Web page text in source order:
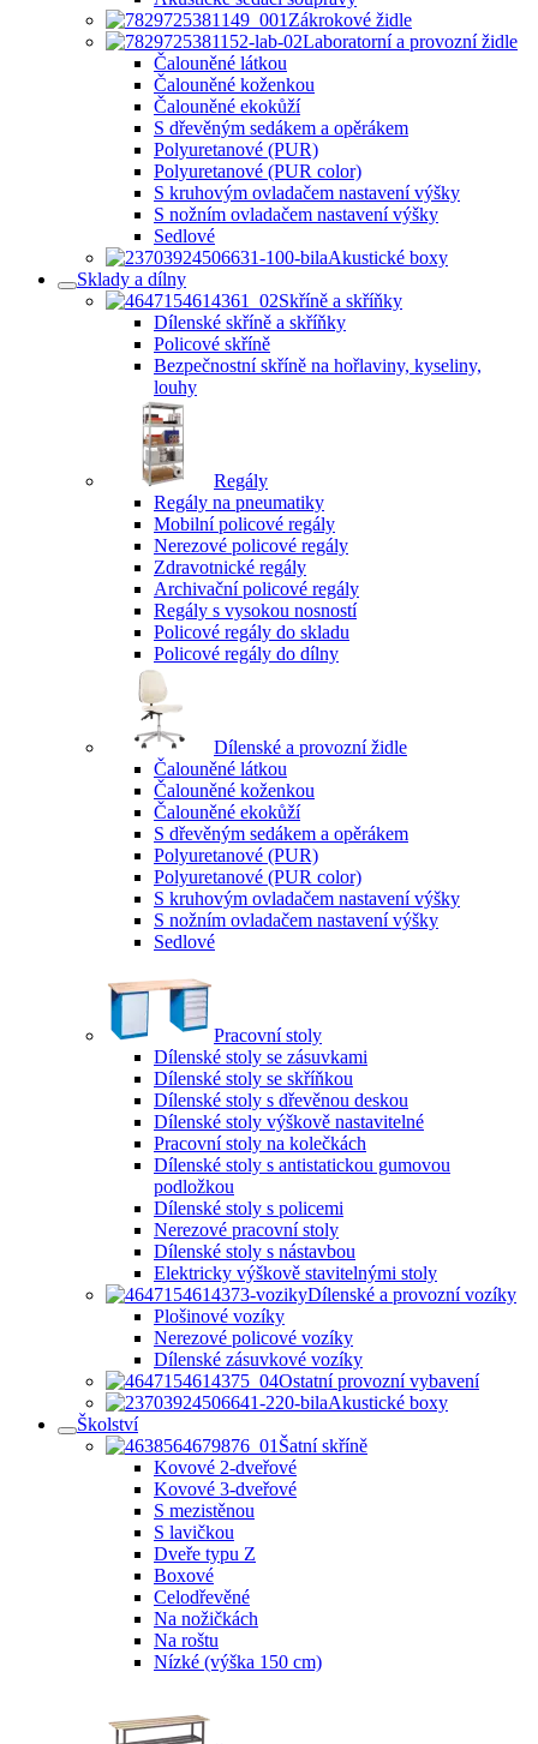
Zákrokové židle
Laboratorní a provozní židle
Čalouněné látkou
Čalouněné koženkou
Čalouněné ekokůží
S dřevěným sedákem a opěrákem
Polyuretanové (PUR)
Polyuretanové (PUR color)
S kruhovým ovladačem nastavení výšky
S nožním ovladačem nastavení výšky
Sedlové
Akustické boxy
Sklady a dílny
Skříně a skříňky
Dílenské skříně a skříňky
Policové skříně
Bezpečnostní skříně na hořlaviny, kyseliny,
louhy
Regály
Regály na pneumatiky
Mobilní policové regály
Nerezové policové regály
Zdravotnické regály
Archivační policové regály
Regály s vysokou nosností
Policové regály do skladu
Policové regály do dílny
Dílenské a provozní židle
Čalouněné látkou
Čalouněné koženkou
Čalouněné ekokůží
S dřevěným sedákem a opěrákem
Polyuretanové (PUR)
Polyuretanové (PUR color)
S kruhovým ovladačem nastavení výšky
S nožním ovladačem nastavení výšky
Sedlové
Pracovní stoly
Dílenské stoly se zásuvkami
Dílenské stoly se skříňkou
Dílenské stoly s dřevěnou deskou
Dílenské stoly výškově nastavitelné
Pracovní stoly na kolečkách
Dílenské stoly s antistatickou gumovou
podložkou
Dílenské stoly s policemi
Nerezové pracovní stoly
Dílenské stoly s nástavbou
Elektricky výškově stavitelnými stoly
Dílenské a provozní vozíky
Plošinové vozíky
Nerezové policové vozíky
Dílenské zásuvkové vozíky
Ostatní provozní vybavení
Akustické boxy
Školství
Šatní skříně
Kovové 2-dveřové
Kovové 3-dveřové
S mezistěnou
S lavičkou
Dveře typu Z
Boxové
Celodřevěné
Na nožičkách
Na roštu
Nízké (výška 150 cm)